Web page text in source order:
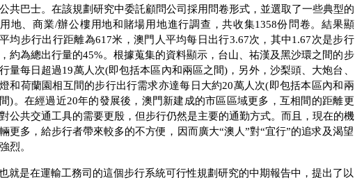
共巴士。在該規劃研究中委託顧問公司採用問卷形式，並選取了一些典型的
地、商業/辦公樓用地和賭場用地進行調查，共收集1358份問卷。結果顯
均步行出行距離為617米，澳門人平均每日出行3.67次，其中1.67次是步行
約為總出行量的45%。根據蒐集的資料顯示，台山、祐漢及黑沙環之間的步
量每日超過19萬人次(即包括本區內和兩區之間) ，另外，沙梨頭、大炮台、
和荷蘭園相互間的步行出行需求亦達每日大約20萬人次(即包括本區內和兩
)。在經過近20年的發展後，澳門新建成的市區區域更多，互相間的距離更
公共交通工具的需要更殷，但步行仍然是主要的通勤方式。而且，現在的機
更多，給步行者帶來較多的不方便，因而廣大“澳人”對“宜行”的追求及渴望
烈。
就是在運輸工務司的這個步行系統可行性規劃研究的中期報告中，提出了以